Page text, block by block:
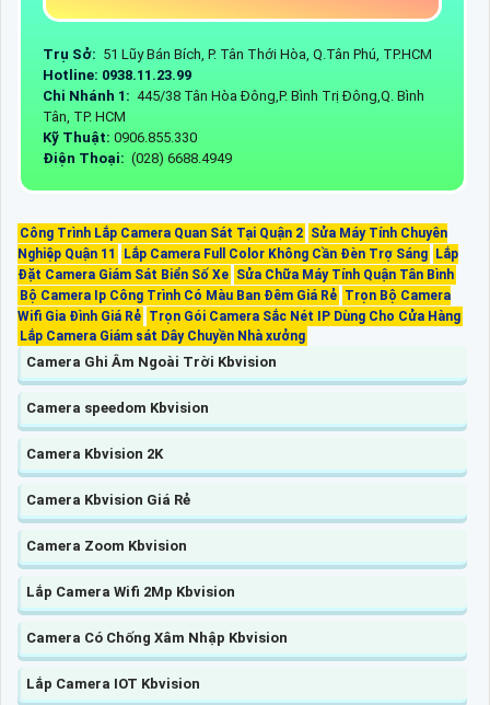
Trụ Sở: 51 Lũy Bán Bích, P. Tân Thới Hòa, Q.Tân Phú, TP.HCM
Hotline: 0938.11.23.99
Chi Nhánh 1: 445/38 Tân Hòa Đông,P. Bình Trị Đông,Q. Bình
Tân, TP. HCM
Kỹ Thuật: 0906.855.330
Điện Thoại: (028) 6688.4949
Công Trình Lắp Camera Quan Sát Tại Quận 2 Sửa Máy Tính Chuyên
Nghiệp Quận 11
Lắp Camera Full Color Không Cần Đèn Trợ Sáng
Lắp
Đặt Camera Giám Sát Biển Số Xe Sửa Chữa Máy Tính Quận Tân Bình
Bộ Camera Ip Công Trình Có Màu Ban Đêm Giá Rẻ Trọn Bộ Camera
Wifi Gia Đình Giá Rẻ Trọn Gói Camera Sắc Nét IP Dùng Cho Cửa Hàng
Lắp Camera Giám sát Dây Chuyền Nhà xưởng
Camera Ghi Âm Ngoài Trời Kbvision
Camera speedom Kbvision
Camera Kbvision 2K
Camera Kbvision Giá Rẻ
Camera Zoom Kbvision
Lắp Camera Wifi 2Mp Kbvision
Camera Có Chống Xâm Nhập Kbvision
Lắp Camera IOT Kbvision